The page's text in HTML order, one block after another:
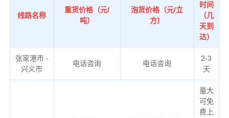
线路名称
重货价格（元/
吨）
泡货价格（元/立
方）
时间
（几
天到
达）
张家港市 -
兴义市
电话咨询 电话咨询
2-3
天
量大
可免
费上